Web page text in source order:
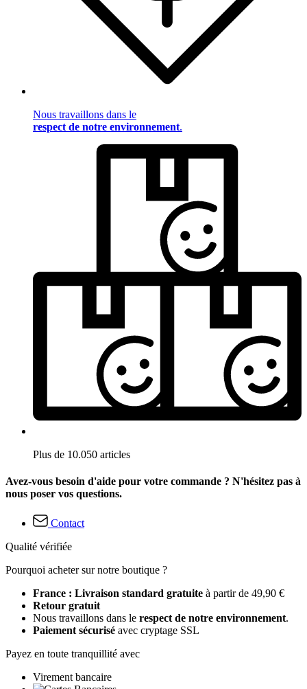
Nous travaillons dans le
respect de notre environnement.
Plus de 10.050 articles
Avez-vous besoin d'aide pour votre commande ? N'hésitez pas à
nous poser vos questions.
Contact
Qualité vérifiée
Pourquoi acheter sur notre boutique ?
France : Livraison standard gratuite à partir de 49,90 €
Retour gratuit
Nous travaillons dans le respect de notre environnement.
Paiement sécurisé avec cryptage SSL
Payez en toute tranquillité avec
Virement bancaire